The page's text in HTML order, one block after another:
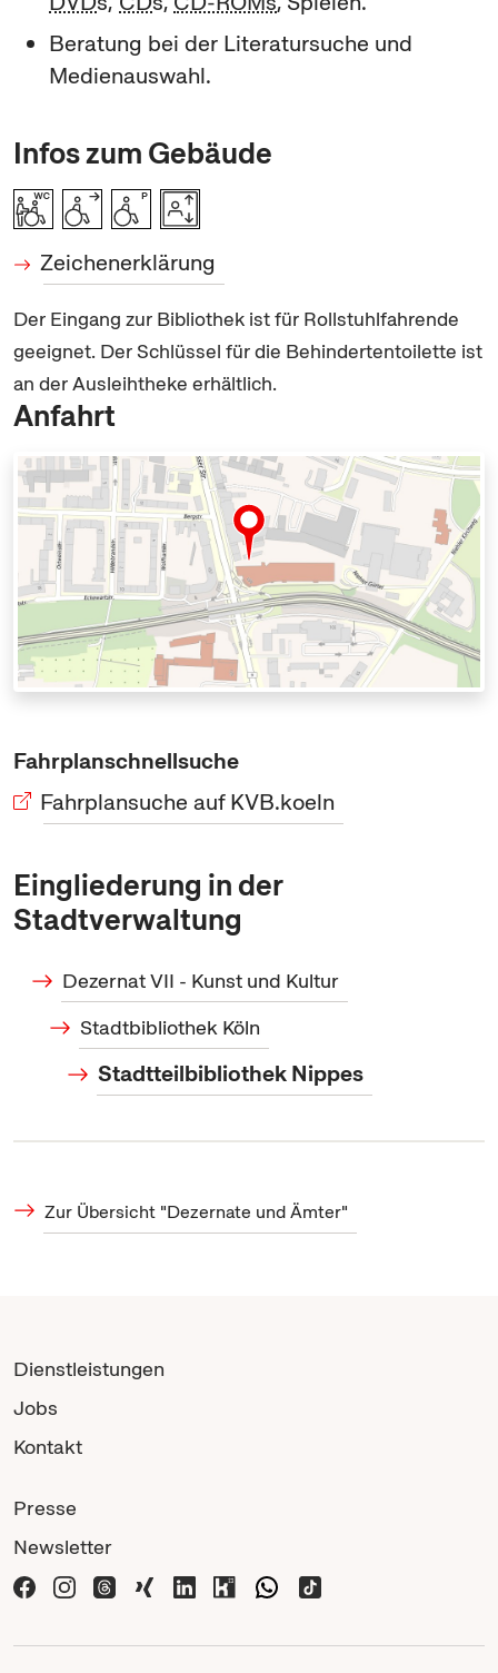
Beratung bei der Literatursuche und
Medienauswahl.
Infos zum Gebäude
Zeichenerklärung
Der Eingang zur Bibliothek ist für Rollstuhlfahrende
geeignet. Der Schlüssel für die Behindertentoilette ist
an der Ausleihtheke erhältlich.
Anfahrt
Fahrplanschnellsuche
Fahrplansuche auf KVB.koeln
Eingliederung in der
Stadtverwaltung
Dezernat VII - Kunst und Kultur
Stadtbibliothek Köln
Stadtteilbibliothek Nippes
Zur Übersicht "Dezernate und Ämter"
Dienstleistungen
Jobs
Kontakt
Presse
Newsletter